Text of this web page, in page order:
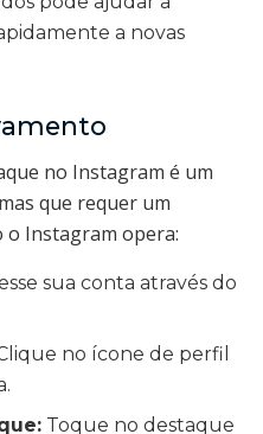
a novas
no Instagram é um
que requer um
o Instagram opera:
sua conta através do
no ícone de perfil
Toque no destaque